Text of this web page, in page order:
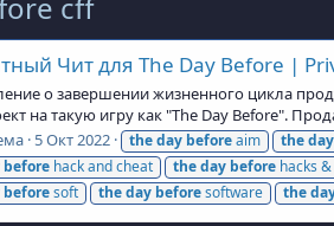
Чит для The Day Before |
о завершении жизненного цикла
на такую игру как "The Day Before".
5 Окт 2022 theday beforeaim theday
before hack and cheat theday before hacks
beforesoft theday beforesoftware the